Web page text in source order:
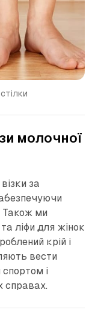
молочної
за
Також ми
ліфи для жінок
крій і
вести
і
справах.